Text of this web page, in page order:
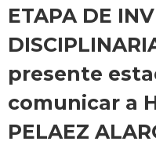
ETAPA DE
presente
comunicar a
PELAEZ